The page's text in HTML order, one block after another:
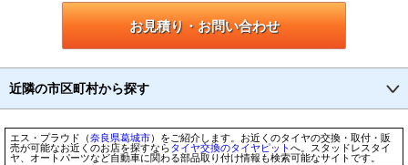
お見積り・お問い合わせ
近隣の市区町村から探す
エス・プラウド（奈良県葛城市）をご紹介します。お近くのタイヤの交換・取付・販
売が可能なお近くのお店を探すならタイヤ交換のタイヤピットへ。スタッドレスタイ
ヤ、オートパーツなど自動車に関わる部品取り付け情報も検索可能なサイトです。